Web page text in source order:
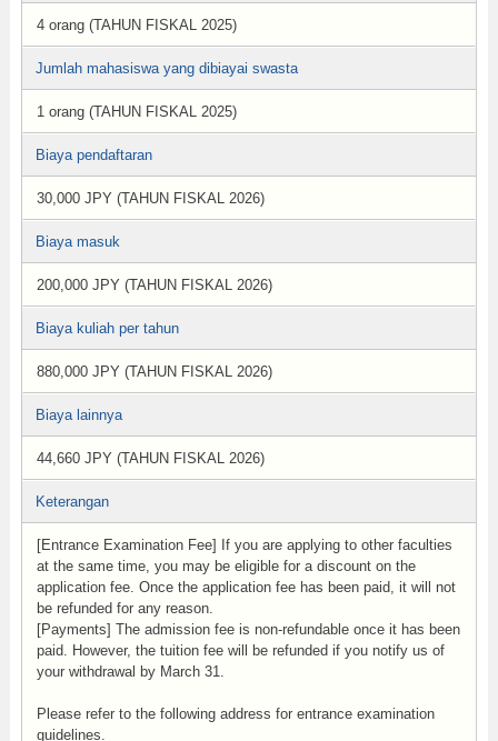
4 orang (TAHUN FISKAL 2025)
Jumlah mahasiswa yang dibiayai swasta
1 orang (TAHUN FISKAL 2025)
Biaya pendaftaran
30,000 JPY (TAHUN FISKAL 2026)
Biaya masuk
200,000 JPY (TAHUN FISKAL 2026)
Biaya kuliah per tahun
880,000 JPY (TAHUN FISKAL 2026)
Biaya lainnya
44,660 JPY (TAHUN FISKAL 2026)
Keterangan
[Entrance Examination Fee] If you are applying to other faculties
at the same time, you may be eligible for a discount on the
application fee. Once the application fee has been paid, it will not
be refunded for any reason.
[Payments] The admission fee is non-refundable once it has been
paid. However, the tuition fee will be refunded if you notify us of
your withdrawal by March 31.
Please refer to the following address for entrance examination
guidelines.